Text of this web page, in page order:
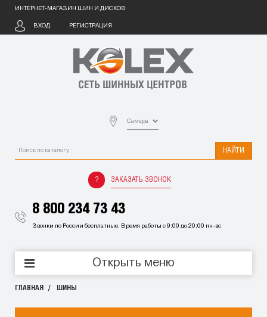
ИНТЕРНЕТ-МАГАЗИН ШИН И ДИСКОВ
ВХОД РЕГИСТРАЦИЯ
Самара
НАЙТИ
ЗАКАЗАТЬ ЗВОНОК
8 800 234 73 43
Звонки по России бесплатные. Время работы с 9:00 до 20:00 пн-вс
Открыть меню
ГЛАВНАЯ ШИНЫ